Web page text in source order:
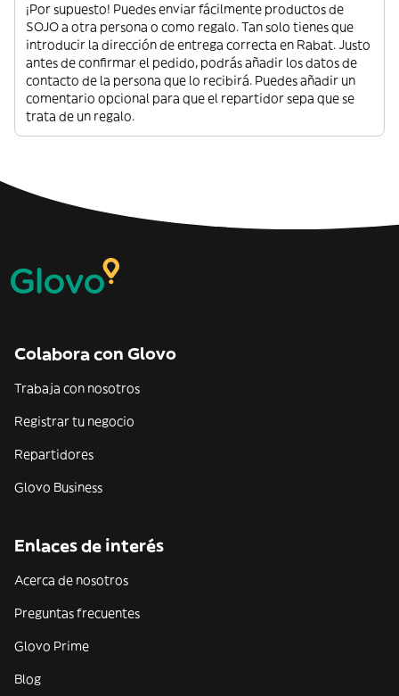
¡Por supuesto! Puedes enviar fácilmente productos de
SOJO a otra persona o como regalo. Tan solo tienes que
introducir la dirección de entrega correcta en Rabat. Justo
antes de confirmar el pedido, podrás añadir los datos de
contacto de la persona que lo recibirá. Puedes añadir un
comentario opcional para que el repartidor sepa que se
trata de un regalo.
Colabora con Glovo
Trabaja con nosotros
Registrar tu negocio
Repartidores
Glovo Business
Enlaces de interés
Acerca de nosotros
Preguntas frecuentes
Glovo Prime
Blog